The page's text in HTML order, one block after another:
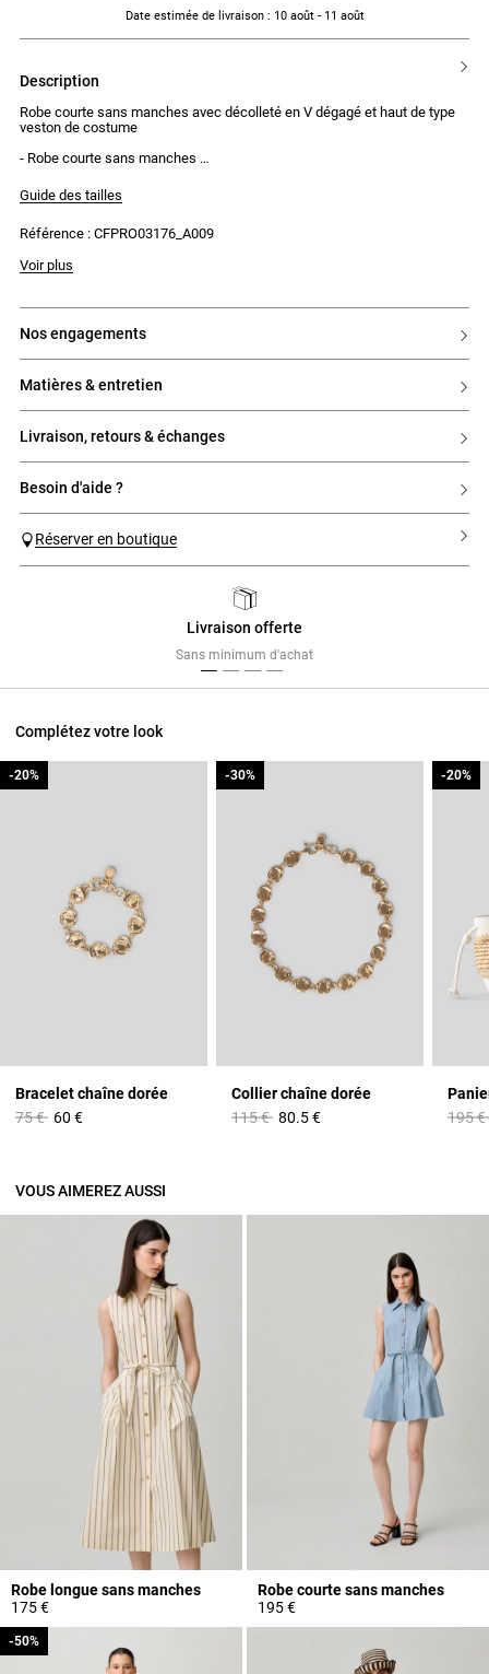
Date estimée de livraison: 10 août - 11 août
description
Robe courte sans manches avec décolleté en V dégagé et haut de type
veston de costume
- Robe courte sans manches
- Haut similaire à un veston de costume
- Lien à nouer autour de la poitrine
- Fronces au jupon
Guide des tailles
Référence : CFPRO03176_A009
Voir plus
nos engagements
matières & entretien
livraison, retours & échanges
besoin d'aide ?
Réserver en boutique
Livraison offerte
Sans minimum d'achat
Complétez votre look
Bracelet chaîne dorée
Prix réduit à partir de
75 €à
-20%
60 €
-20%
Collier chaîne dorée
Prix réduit à partir de
115 €à
-30%
80.5 €
-30%
Prix
195 €
-20%
-20%
VOUS AIMEREZ AUSSI
Robe longue sans manches
175 €
Robe courte sans manches
195 €
-50%
-50%